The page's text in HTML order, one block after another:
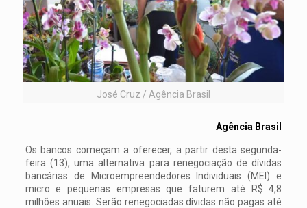
José Cruz / Agência Brasil
Agência Brasil
Os bancos começam a oferecer, a partir desta segunda-
feira (13), uma alternativa para renegociação de dívidas
bancárias de Microempreendedores Individuais (MEI) e
micro e pequenas empresas que faturem até R$ 4,8
milhões anuais. Serão renegociadas dívidas não pagas até